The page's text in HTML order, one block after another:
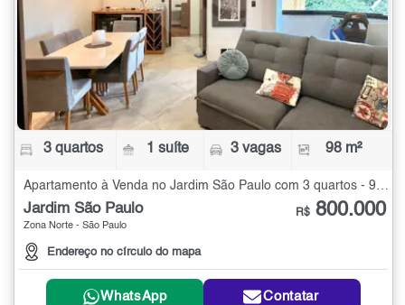
3 quartos 1 suíte 3 vagas 98 m²
Jardim São Paulo
Zona Norte - São Paulo
Endereço no círculo do mapa
R$ 800.000
WhatsApp Contatar